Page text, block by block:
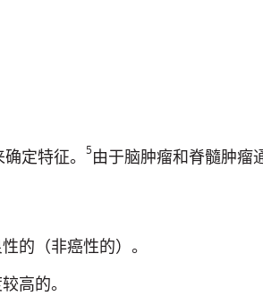
定特征。 5由于脑肿瘤和脊髓肿瘤
的（非癌性的）。
高的。